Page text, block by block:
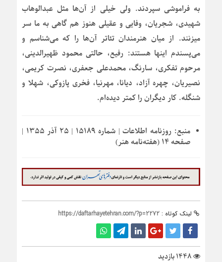
به فراموشی سپردند. ولی خیلی از آن‌ها مثل عبدالوهاب
شهیدی، شجریان، وفایی و عقیلی هنوز هم گاهی به ما سر
میزنند. از میان هنرمندان تئاتر آن‌ها را که می‌شناسم و
می‌پسندم اینها هستند: رفیع، حالتی محمود ظهیرالدینی،
مرحوم تفکری، سارنگ، محمدعلی جعفری، نصرت کریمی،
نصیریان، چهره آزاد، دیانا، مهرنیا، فخری پازوکی، شهلا و
شنگله. کار دیگران را کمتر دیده‌ام.
منبع:
روزنامه اطلاعات | شماره ۱۵۱۸۹ | ۲۵ آذر ۱۳۵۵ |
صفحه ۱۴ (هفته‌نامه هنر)
لینک کوتاه : https://daftarhayetehran.com/?p=2272